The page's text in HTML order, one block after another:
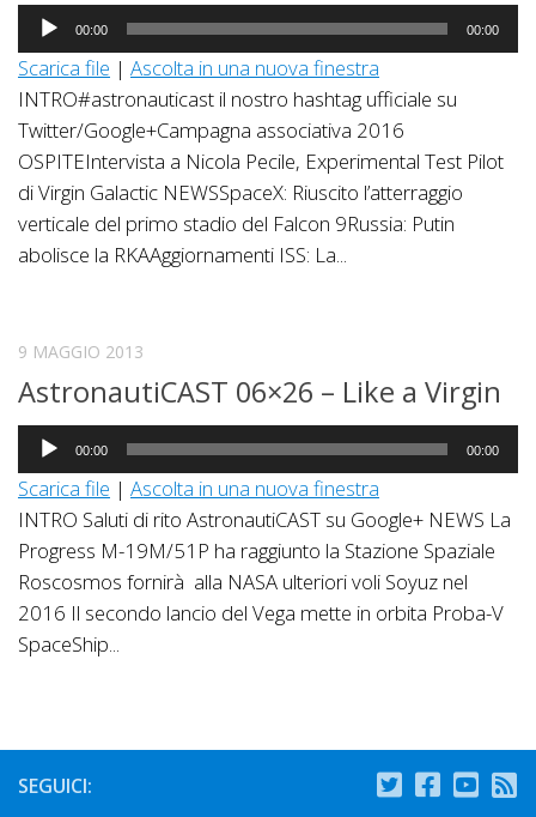
Audio
Player
00:00 00:00
Scarica file | Ascolta in una nuova finestra
INTRO#astronauticast il nostro hashtag ufficiale su
Twitter/Google+Campagna associativa 2016
OSPITEIntervista a Nicola Pecile, Experimental Test Pilot
di Virgin Galactic NEWSSpaceX: Riuscito l’atterraggio
verticale del primo stadio del Falcon 9Russia: Putin
abolisce la RKAAggiornamenti ISS: La...
9 MAGGIO 2013
AstronautiCAST 06×26 – Like a Virgin
Audio
Player
00:00 00:00
Scarica file | Ascolta in una nuova finestra
INTRO Saluti di rito AstronautiCAST su Google+ NEWS La
Progress M-19M/51P ha raggiunto la Stazione Spaziale
Roscosmos fornirà alla NASA ulteriori voli Soyuz nel
2016 Il secondo lancio del Vega mette in orbita Proba-V
SpaceShip...
SEGUICI: